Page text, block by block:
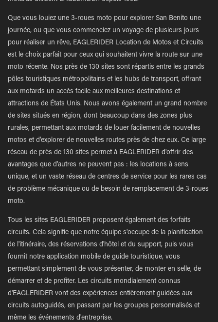
Que vous louiez une 3-roues moto pour explorer San Benito une
journée, ou que vous commenciez un voyage de plusieurs jours
pour réaliser un rêve, EAGLERIDER Location de Motos et Circuits
est le choix parfait pour ceux qui souhaitent vivre la route sur une
moto récente. Nos près de 130 sites sont répartis entre les grands
pôles touristiques métropolitains et les hubs de transport, offrant
aux motards un accès facile aux meilleures destinations et
attractions de États Unis. Nous avons également un grand nombre
de sites situés en région, dont beaucoup dans des zones plus
rurales, permettant aux motards de louer facilement de nouvelles
motos et d'explorer de nouvelles routes près de chez eux. Ce large
réseau de près de 130 sites permet à EAGLERIDER d'offrir des
avantages que d'autres ne peuvent pas : les locations à sens
unique, et un vaste réseau de centres de service pour les rares cas
de problème mécanique ou de besoin de remplacement de 3-roues
moto.
Tous les sites EAGLERIDER proposent également des forfaits
circuits. Cela signifie que notre équipe s'occupe de la planification
de l'itinéraire, des réservations d'hôtel et du support, puis vous
fournit notre application mobile de guide touristique, vous
permettant simplement de vous présenter, de monter en selle, de
démarrer et de profiter. Les circuits mondialement connus
d'EAGLERIDER vont des expériences entièrement guidées aux
circuits autoguidés, en passant par les groupes personnalisés et
même les événements d'entreprise.